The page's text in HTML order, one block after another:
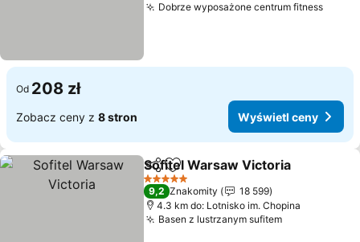
Dobrze wyposażone centrum fitness
Od 208 zł
Zobacz ceny z 8 stron Wyświetl ceny
Udostępnij
Dodaj do ulubionych
Sofitel Warsaw Victoria
5 Kategoria
9,2 Znakomity
18 599
4.3 km do: Lotnisko im. Chopina
Basen z lustrzanym sufitemWyświetl